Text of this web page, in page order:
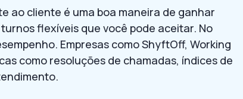
ao cliente é uma boa maneira de ganhar
flexíveis que você pode aceitar. No
Empresas como ShyftOff, Working
como resoluções de chamadas, índices de